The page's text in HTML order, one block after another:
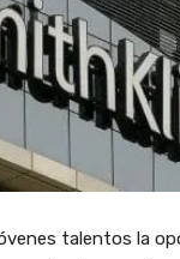
talentos la